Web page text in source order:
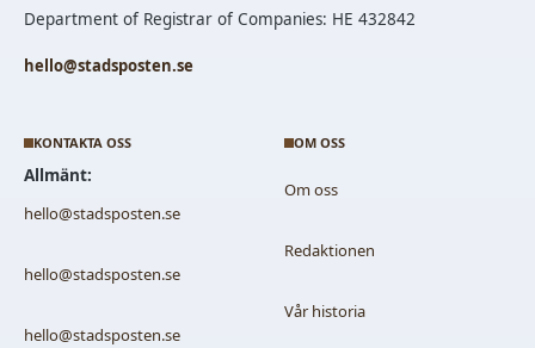
Department of Registrar of Companies: HE 432842
hello@stadsposten.se
KONTAKTA OSS
Allmänt:
hello@stadsposten.se
hello@stadsposten.se
hello@stadsposten.se
OM OSS
Om oss
Redaktionen
Vår historia